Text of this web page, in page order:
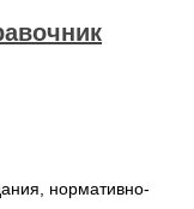
нормативно-